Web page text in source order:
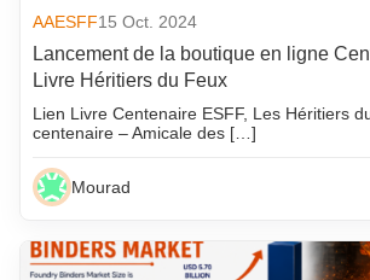
AAESFF15 Oct. 2024
Lancement de la boutique en ligne
Livre Héritiers du Feux
Lien Livre Centenaire ESFF, Les Héritiers
centenaire – Amicale des […]
Mourad